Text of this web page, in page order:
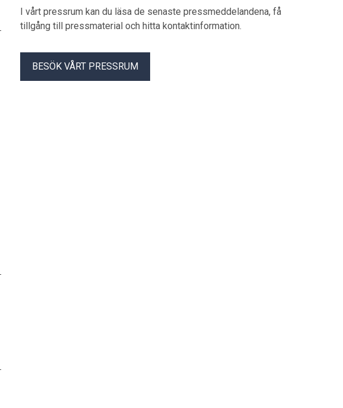
är en fantastisk fisk som växer fort när
den har god tillgång till mat, säger
Konrad Stralka, VD på BalticWaters.
kommer fiskarna att vila och äta upp sig,
Förhoppningsvis kommer det finnas
I vårt pressrum kan du läsa de senaste pressmeddelandena, få
tillgång till pressmaterial och hitta kontaktinformation.
BESÖK VÅRT PRESSRUM